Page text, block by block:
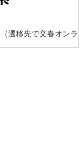
（遷移先で文春オンラ